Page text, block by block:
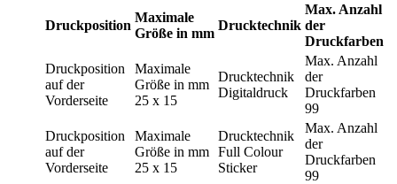
Druckposition
Maximale
Größe in mm
Drucktechnik
Max. Anzahl
der
Druckfarben
Druckposition
auf der
Vorderseite
Maximale
Größe in mm
25 x 15
Drucktechnik
Digitaldruck
Max. Anzahl
der
Druckfarben
99
Druckposition
auf der
Vorderseite
Maximale
Größe in mm
25 x 15
Drucktechnik
Full Colour
Sticker
Max. Anzahl
der
Druckfarben
99